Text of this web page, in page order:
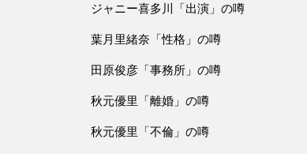
ジャニー喜多川「出演」の噂
葉月里緒奈「性格」の噂
田原俊彦「事務所」の噂
秋元優里「離婚」の噂
秋元優里「不倫」の噂